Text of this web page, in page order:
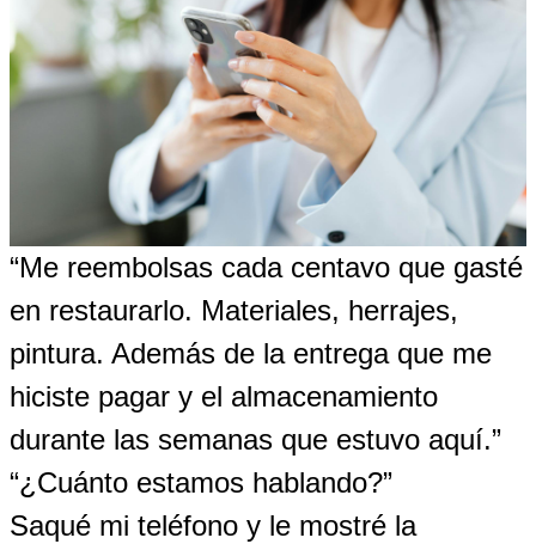
“Me reembolsas cada centavo que gasté
en restaurarlo. Materiales, herrajes,
pintura. Además de la entrega que me
hiciste pagar y el almacenamiento
durante las semanas que estuvo aquí.”
“¿Cuánto estamos hablando?”
Saqué mi teléfono y le mostré la